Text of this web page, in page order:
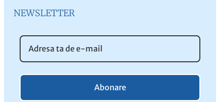
NEWSLETTER
Abonare